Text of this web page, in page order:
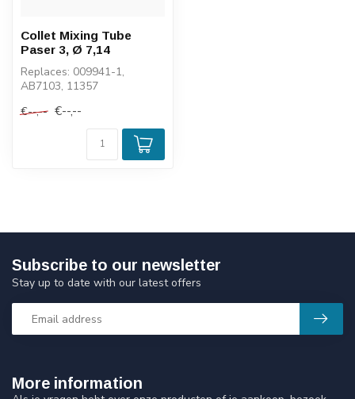
Collet Mixing Tube
Paser 3, Ø 7,14
Replaces: 009941-1,
AB7103, 11357
€--,-- €--,--
More information
Subscribe to our newsletter
Stay up to date with our latest offers